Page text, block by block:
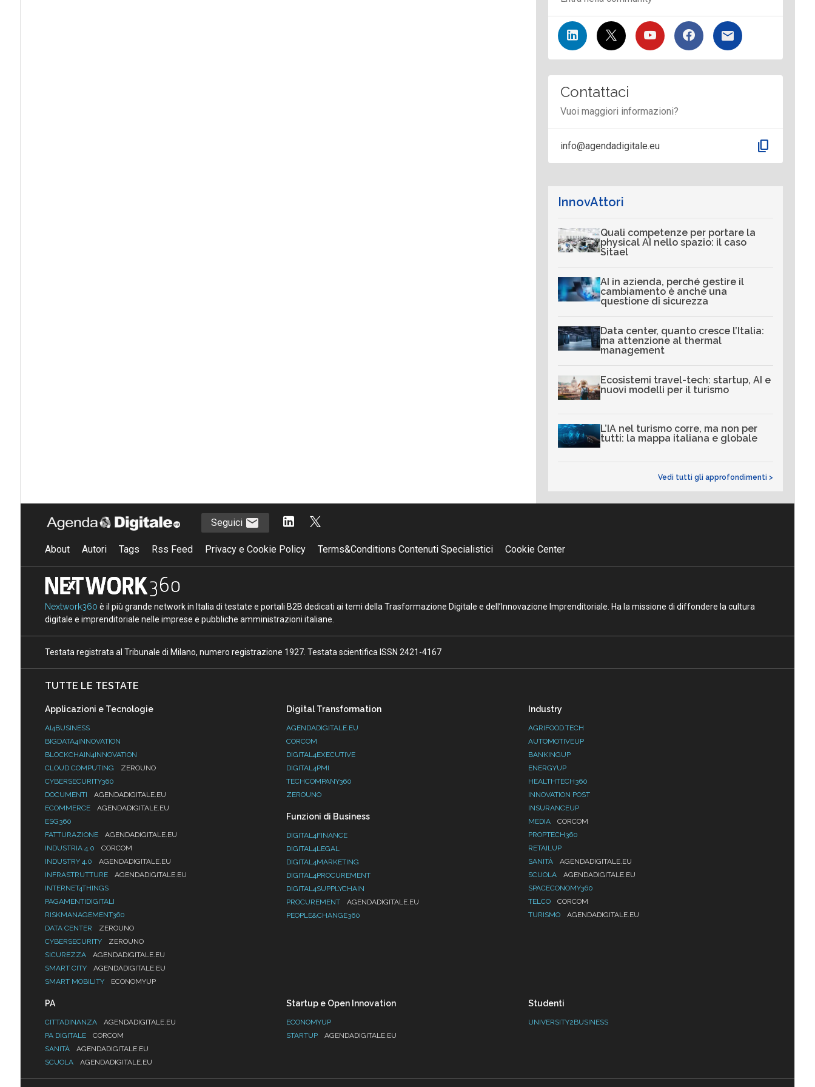
Contattaci
Vuoi maggiori informazioni?
info@agendadigitale.eu content_copy
InnovAttori
Quali competenze per portare la
physical AI nello spazio: il caso
Sitael
AI in azienda, perché gestire il
cambiamento è anche una
questione di sicurezza
Data center, quanto cresce l’Italia:
ma attenzione al thermal
management
Ecosistemi travel-tech: startup, AI e
nuovi modelli per il turismo
L’IA nel turismo corre, ma non per
tutti: la mappa italiana e globale
Vedi tutti gli approfondimenti >
Seguici
About Autori Tags Rss Feed Privacy e Cookie Policy Terms&Conditions Contenuti Specialistici Cookie Center
Nextwork360 è il più grande network in Italia di testate e portali B2B dedicati ai temi della Trasformazione Digitale e dell’Innovazione Imprenditoriale. Ha la missione di diffondere la cultura
digitale e imprenditoriale nelle imprese e pubbliche amministrazioni italiane.
Testata registrata al Tribunale di Milano, numero registrazione 1927. Testata scientifica ISSN 2421-4167
TUTTE LE TESTATE
Applicazioni e Tecnologie
AI4BUSINESS
BIGDATA4INNOVATION
BLOCKCHAIN4INNOVATION
CLOUD COMPUTING
ZEROUNO
CYBERSECURITY360
DOCUMENTI
AGENDADIGITALE.EU
ECOMMERCE
AGENDADIGITALE.EU
ESG360
FATTURAZIONE
AGENDADIGITALE.EU
INDUSTRIA 4.0
CORCOM
INDUSTRY 4.0
AGENDADIGITALE.EU
INFRASTRUTTURE
AGENDADIGITALE.EU
INTERNET4THINGS
PAGAMENTIDIGITALI
RISKMANAGEMENT360
DATA CENTER
ZEROUNO
CYBERSECURITY
ZEROUNO
SICUREZZA
AGENDADIGITALE.EU
SMART CITY
AGENDADIGITALE.EU
SMART MOBILITY
ECONOMYUP
Digital Transformation
AGENDADIGITALE.EU
CORCOM
DIGITAL4EXECUTIVE
DIGITAL4PMI
TECHCOMPANY360
ZEROUNO
Funzioni di Business
DIGITAL4FINANCE
DIGITAL4LEGAL
DIGITAL4MARKETING
DIGITAL4PROCUREMENT
DIGITAL4SUPPLYCHAIN
PROCUREMENT
AGENDADIGITALE.EU
PEOPLE&CHANGE360
Industry
AGRIFOOD.TECH
AUTOMOTIVEUP
BANKINGUP
ENERGYUP
HEALTHTECH360
INNOVATION POST
INSURANCEUP
MEDIA
CORCOM
PROPTECH360
RETAILUP
SANITÀ
AGENDADIGITALE.EU
SCUOLA
AGENDADIGITALE.EU
SPACECONOMY360
TELCO
CORCOM
TURISMO
AGENDADIGITALE.EU
PA
CITTADINANZA
AGENDADIGITALE.EU
PA DIGITALE
CORCOM
SANITÀ
AGENDADIGITALE.EU
SCUOLA
AGENDADIGITALE.EU
Startup e Open Innovation
ECONOMYUP
STARTUP
AGENDADIGITALE.EU
Studenti
UNIVERSITY2BUSINESS